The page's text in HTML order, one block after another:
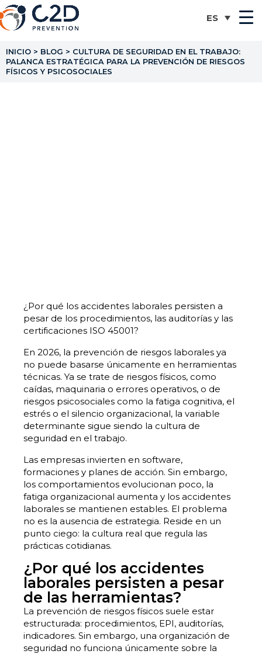
INICIO > BLOG > CULTURA DE SEGURIDAD EN EL TRABAJO:
PALANCA ESTRATÉGICA PARA LA PREVENCIÓN DE RIESGOS
FÍSICOS Y PSICOSOCIALES
¿Por qué los accidentes laborales persisten a
pesar de los procedimientos, las auditorías y las
certificaciones ISO 45001?
En 2026, la prevención de riesgos laborales ya
no puede basarse únicamente en herramientas
técnicas. Ya se trate de riesgos físicos, como
caídas, maquinaria o errores operativos, o de
riesgos psicosociales como la fatiga cognitiva, el
estrés o el silencio organizacional, la variable
determinante sigue siendo la cultura de
seguridad en el trabajo.
Las empresas invierten en software,
formaciones y planes de acción. Sin embargo,
los comportamientos evolucionan poco, la
fatiga organizacional aumenta y los accidentes
laborales se mantienen estables. El problema
no es la ausencia de estrategia. Reside en un
punto ciego: la cultura real que regula las
prácticas cotidianas.
¿Por qué los accidentes
laborales persisten a pesar
de las herramientas?
La prevención de riesgos físicos suele estar
estructurada: procedimientos, EPI, auditorías,
indicadores. Sin embargo, una organización de
seguridad no funciona únicamente sobre la